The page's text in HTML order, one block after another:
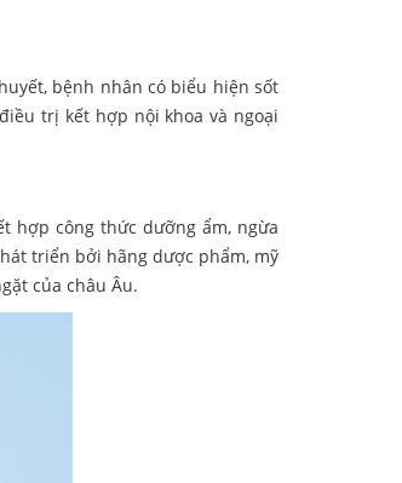
bệnh nhân có biểu hiện sốt
trị kết hợp nội khoa và ngoại
hợp công thức dưỡng ẩm, ngừa
triển bởi hãng dược phẩm, mỹ
của châu Âu.